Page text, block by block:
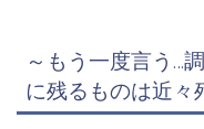
～もう一度言う…
に残るものは近々